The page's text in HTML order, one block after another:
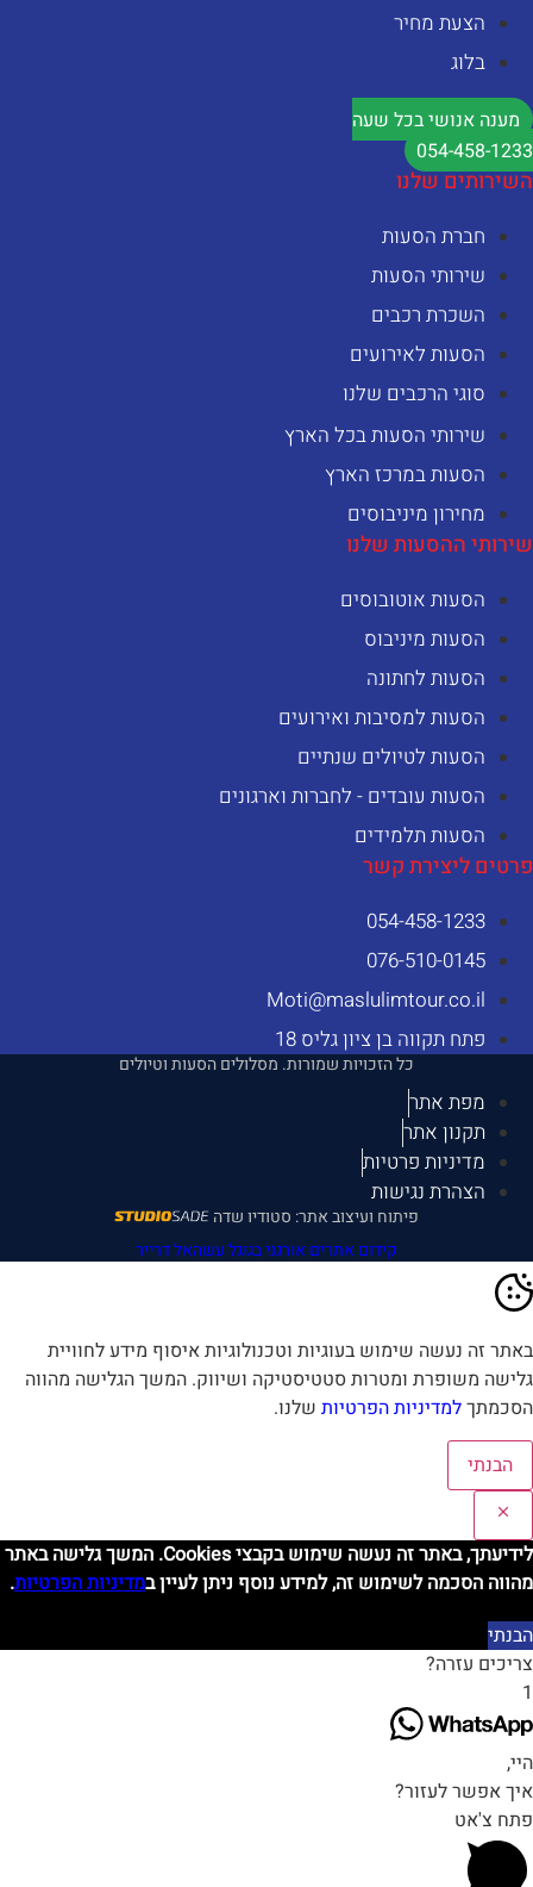
הצעת מחיר
בלוג
מענה אנושי בכל שעה
054-458-
שלנו
חברת הסעות
שירותי הסעות
השכרת רכבים
הסעות לאירועים
סוגי הרכבים שלנו
שירותי הסעות בכל הארץ
הסעות במרכז הארץ
מחירון מיניבוסים
ההסעות שלנו
הסעות אוטובוסים
הסעות מיניבוס
הסעות לחתונה
הסעות למסיבות ואירועים
הסעות לטיולים שנתיים
הסעות עובדים - לחברות וארגונים
הסעות תלמידים
ליצירת קשר
054-458-1233⁩
076-510-0145
Moti@maslulimtour.co.il
פתח תקווה בן ציון גליס 18
כל הזכויות שמורות. מסלולים הסעות וטיולים
מפת אתר
תקנון אתר
מדיניות פרטיות
הצהרת נגישות
פיתוח ועיצוב אתר: סטודיו שדה
קידום אתרים אורגני בגוגל עשהאל דרייר
זה נעשה שימוש בעוגיות וטכנולוגיות איסוף מידע לחוויית
משופרת ומטרות סטטיסטיקה ושיווק. המשך הגלישה מהווה
למדיניות הפרטיותשלנו.
הבנתי
לידיעתך, באתר זה נעשה שימוש בקבצי Cookies. המשך גלישה באתר
הסכמה לשימוש זה, למידע נוסף ניתן לעיין במדיניות הפרטיות.
עזרה?
אפשר לעזור?
צ'אט